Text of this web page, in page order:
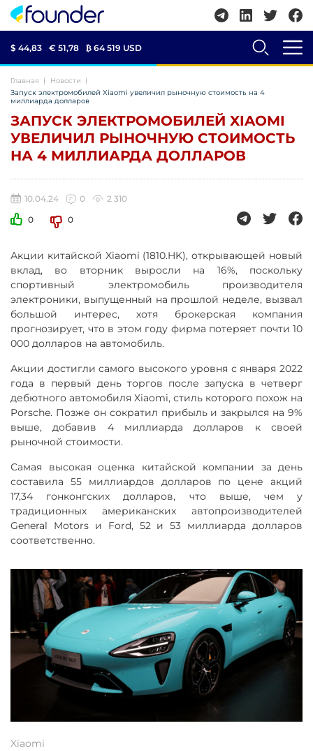
$ 44,83 € 51,78 ₿ 64 519 USD
Главная
Новости
Запуск электромобилей Xiaomi увеличил рыночную стоимость на 4
миллиарда долларов
ЗАПУСК ЭЛЕКТРОМОБИЛЕЙ XIAOMI
УВЕЛИЧИЛ РЫНОЧНУЮ СТОИМОСТЬ
НА 4 МИЛЛИАРДА ДОЛЛАРОВ
10.04.24 0
2 310
0
0
Акции китайской Xiaomi (1810.HK), открывающей новый
вклад, во вторник выросли на 16%, поскольку
спортивный электромобиль производителя
электроники, выпущенный на прошлой неделе, вызвал
большой интерес, хотя брокерская компания
прогнозирует, что в этом году фирма потеряет почти 10
000 долларов на автомобиль.
Акции достигли самого высокого уровня с января 2022
года в первый день торгов после запуска в четверг
дебютного автомобиля Xiaomi, стиль которого похож на
Porsche. Позже он сократил прибыль и закрылся на 9%
выше, добавив 4 миллиарда долларов к своей
рыночной стоимости.
Самая высокая оценка китайской компании за день
составила 55 миллиардов долларов по цене акций
17,34 гонконгских долларов, что выше, чем у
традиционных американских автопроизводителей
General Motors и Ford, 52 и 53 миллиарда долларов
соответственно.
Xiaomi